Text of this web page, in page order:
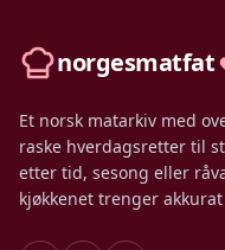
norgesmatfat
Et norsk matarkiv med
raske hverdagsretter til
etter tid, sesong eller
kjøkkenet trenger